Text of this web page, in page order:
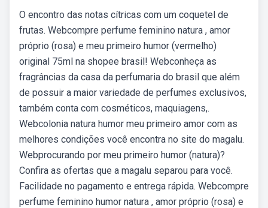
O encontro das notas cítricas com um coquetel de
frutas. Webcompre perfume feminino natura , amor
próprio (rosa) e meu primeiro humor (vermelho)
original 75ml na shopee brasil! Webconheça as
fragrâncias da casa da perfumaria do brasil que além
de possuir a maior variedade de perfumes exclusivos,
também conta com cosméticos, maquiagens,.
Webcolonia natura humor meu primeiro amor com as
melhores condições você encontra no site do magalu.
Webprocurando por meu primeiro humor (natura)?
Confira as ofertas que a magalu separou para você.
Facilidade no pagamento e entrega rápida. Webcompre
perfume feminino humor natura , amor próprio (rosa) e